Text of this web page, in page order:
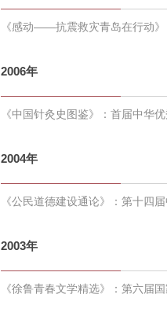
《感动——抗震救灾青岛在行动
2006年
《中国针灸史图鉴》：首届中华
2004年
《公民道德建设通论》：第十四
2003年
《徐鲁青春文学精选》：第六届